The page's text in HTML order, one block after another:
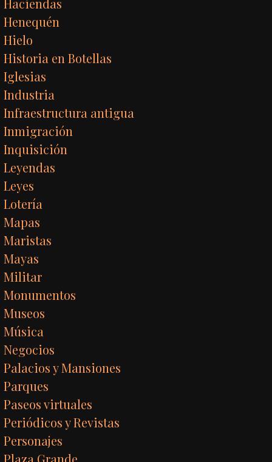
Henequén
Hielo
Historia en Botellas
Iglesias
Industria
Infraestructura antigua
Inmigración
Inquisición
Leyendas
Leyes
Lotería
Mapas
Maristas
Mayas
Militar
Monumentos
Museos
Música
Negocios
Palacios y Mansiones
Parques
Paseos virtuales
Periódicos y Revistas
Personajes
Plaza Grande